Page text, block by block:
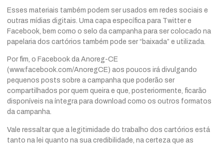
Esses materiais também podem ser usados em redes sociais e
outras mídias digitais. Uma capa específica para Twitter e
Facebook, bem como o selo da campanha para ser colocado na
papelaria dos cartórios também pode ser “baixada” e utilizada.
Por fim, o Facebook da Anoreg-CE
(www.facebook.com/AnoregCE) aos poucos irá divulgando
pequenos posts sobre a campanha que poderão ser
compartilhados por quem queira e que, posteriormente, ficarão
disponíveis na íntegra para download como os outros formatos
da campanha.
Vale ressaltar que a legitimidade do trabalho dos cartórios está
tanto na lei quanto na sua credibilidade, na certeza que as